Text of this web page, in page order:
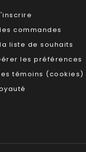
commandes
liste de souhaits
les préférences
témoins (cookies)